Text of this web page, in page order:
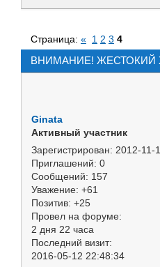
ВНИМАНИЕ! ЖЕСТОКИЙ
Страница: « 1 2 3 4
Ginata
Активный участник
Зарегистрирован: 2012-11-
Приглашений: 0
Сообщений: 157
Уважение: +61
Позитив: +25
Провел на форуме:
2 дня 22 часа
Последний визит:
2016-05-12 22:48:34